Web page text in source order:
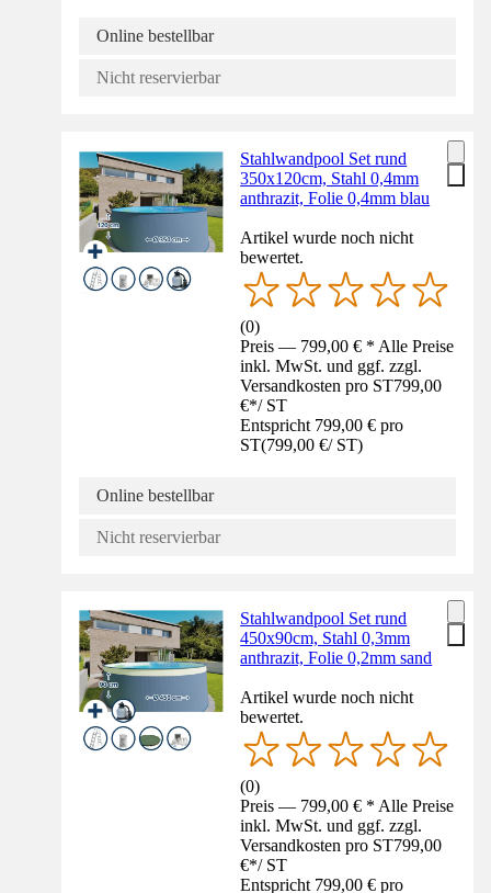
Online bestellbar
Nicht reservierbar
Stahlwandpool Set rund
350x120cm, Stahl 0,4mm
anthrazit, Folie 0,4mm blau
Artikel wurde noch nicht
bewertet.
(0)
Preis — 799,00 € * Alle Preise
inkl. MwSt. und ggf. zzgl.
Versandkosten pro ST799,00
€*/ ST
Entspricht 799,00 € pro
ST(799,00 €/ ST)
Online bestellbar
Nicht reservierbar
Stahlwandpool Set rund
450x90cm, Stahl 0,3mm
anthrazit, Folie 0,2mm sand
Artikel wurde noch nicht
bewertet.
(0)
Preis — 799,00 € * Alle Preise
inkl. MwSt. und ggf. zzgl.
Versandkosten pro ST799,00
€*/ ST
Entspricht 799,00 € pro